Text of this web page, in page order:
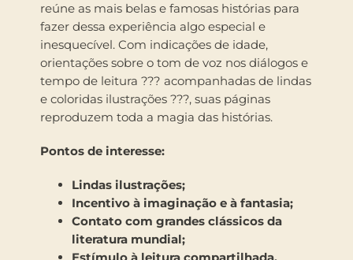
reúne as mais belas e famosas histórias para
fazer dessa experiência algo especial e
inesquecível. Com indicações de idade,
orientações sobre o tom de voz nos diálogos e
tempo de leitura ??? acompanhadas de lindas
e coloridas ilustrações ???, suas páginas
reproduzem toda a magia das histórias.
Pontos de interesse:
Lindas ilustrações;
Incentivo à imaginação e à fantasia;
Contato com grandes clássicos da
literatura mundial;